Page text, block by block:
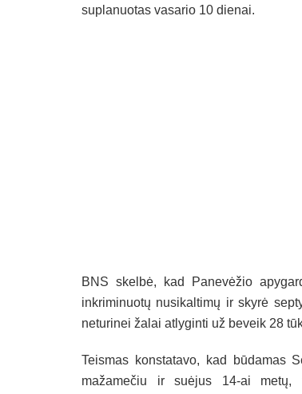
suplanuotas vasario 10 dienai.
BNS skelbė, kad Panevėžio
inkriminuotų nusikaltimų ir skyrė
neturinei žalai atlyginti už beveik 28
Teismas konstatavo, kad būdamas
mažamečiu ir suėjus 14-ai metų,